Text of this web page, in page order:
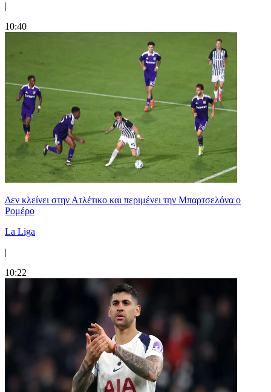
|
10:40
Δεν κλείνει στην Ατλέτικο και περιμένει την Μπαρτσελόνα ο
Ρομέρο
La Liga
|
10:22